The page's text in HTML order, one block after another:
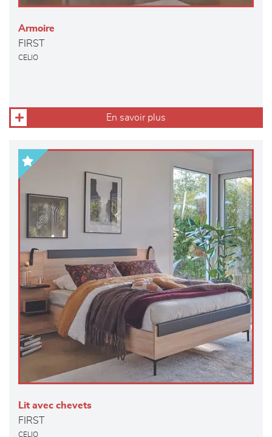
Armoire
FIRST
CELIO
En savoir plus
Lit avec chevets
FIRST
CELIO